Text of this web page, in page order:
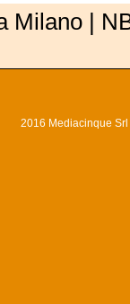
Milano |
2016 Mediacinque Srl